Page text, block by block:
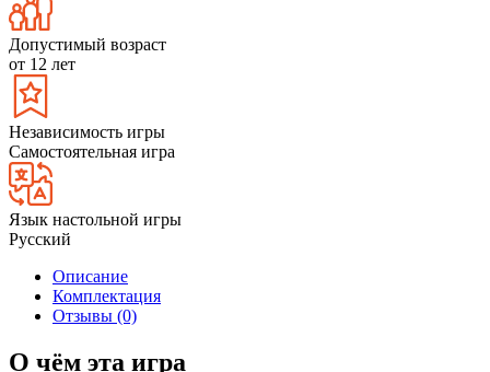
Допустимый возраст
от 12 лет
Независимость игры
Самостоятельная игра
Язык настольной игры
Русский
Описание
Комплектация
Отзывы (0)
О чём эта игра